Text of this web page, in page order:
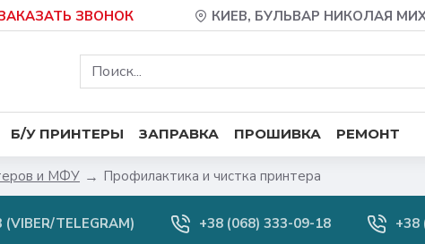
ЗВОНОК КИЕВ, БУЛЬВАР НИКОЛАЯ
Б/У ПРИНТЕРЫ ЗАПРАВКА ПРОШИВКА РЕМОНТ
и МФУ Профилактика и чистка принтера
TELEGRAM) +38 (068) 333-09-18 +38